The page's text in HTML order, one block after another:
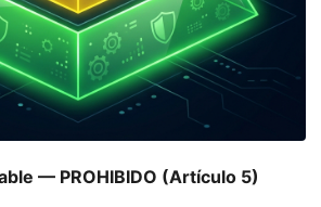
— PROHIBIDO (Artículo 5)